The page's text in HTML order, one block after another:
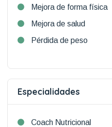
Mejora de forma física
Mejora de salud
Pérdida de peso
Especialidades
Coach Nutricional